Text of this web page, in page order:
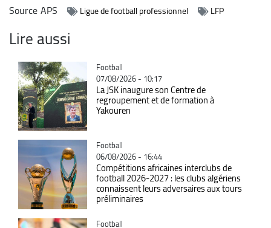
SourceAPS Ligue de football professionnel LFP
Lire aussi
Catégorie
Football
07/08/2026 - 10:17
La JSK inaugure son Centre de
regroupement et de formation à
Yakouren
Catégorie
Football
06/08/2026 - 16:44
Compétitions africaines interclubs de
football 2026-2027 : les clubs algériens
connaissent leurs adversaires aux tours
préliminaires
Catégorie
Football